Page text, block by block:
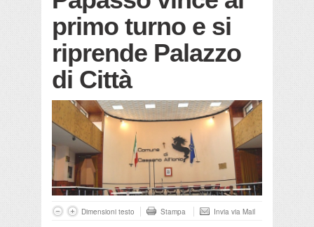
primo turno e si
riprende Palazzo
di Città
Dimensioni testo Stampa Invia via Mail